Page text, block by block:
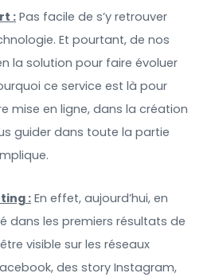
: Pas facile de s’y retrouver
Et pourtant, de nos
la solution pour faire évoluer
ce service est là pour
mise en ligne, dans la création
guider dans toute la partie
: En effet, aujourd’hui, en
dans les premiers résultats de
visible sur les réseaux
des story Instagram,